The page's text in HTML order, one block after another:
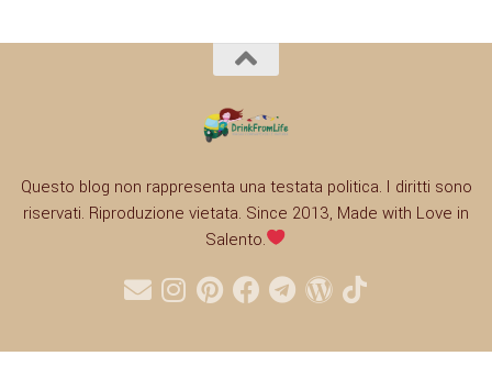
Questo blog non rappresenta una testata politica. I diritti sono
riservati. Riproduzione vietata. Since 2013, Made with Love in
Salento.